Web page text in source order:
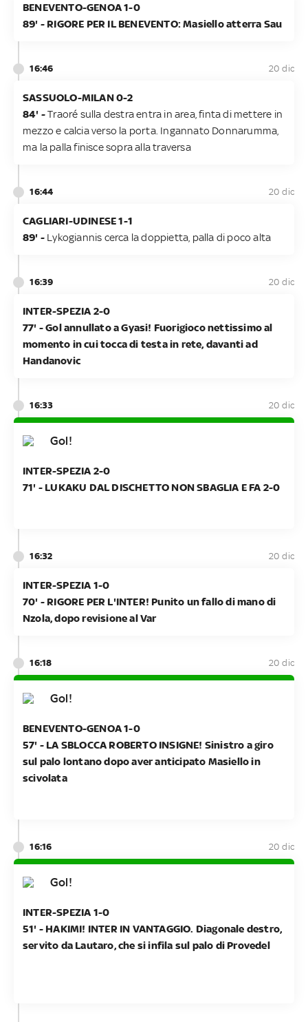
BENEVENTO-GENOA 1-0
89' - RIGORE PER IL BENEVENTO: Masiello atterra Sau
16:46 20 dic
SASSUOLO-MILAN 0-2
84' -Traoré sulla destra entra in area, finta di mettere in
mezzo e calcia verso la porta. Ingannato Donnarumma,
ma la palla finisce sopra alla traversa
16:44 20 dic
CAGLIARI-UDINESE 1-1
89' - Lykogiannis cerca la doppietta, palla di poco alta
16:39 20 dic
INTER-SPEZIA 2-0
77' - Gol annullato a Gyasi! Fuorigioco nettissimo al
momento in cui tocca di testa in rete, davanti ad
Handanovic
16:33 20 dic
Gol!
INTER-SPEZIA 2-0
71' - LUKAKU DAL DISCHETTO NON SBAGLIA E FA 2-0
16:32 20 dic
INTER-SPEZIA 1-0
70' - RIGORE PER L'INTER! Punito un fallo di mano di
Nzola, dopo revisione al Var
16:18 20 dic
Gol!
BENEVENTO-GENOA 1-0
57' - LA SBLOCCA ROBERTO INSIGNE! Sinistro a giro
sul palo lontano dopo aver anticipato Masiello in
scivolata
16:16 20 dic
Gol!
INTER-SPEZIA 1-0
51' - HAKIMI! INTER IN VANTAGGIO. Diagonale destro,
servito da Lautaro, che si infila sul palo di Provedel